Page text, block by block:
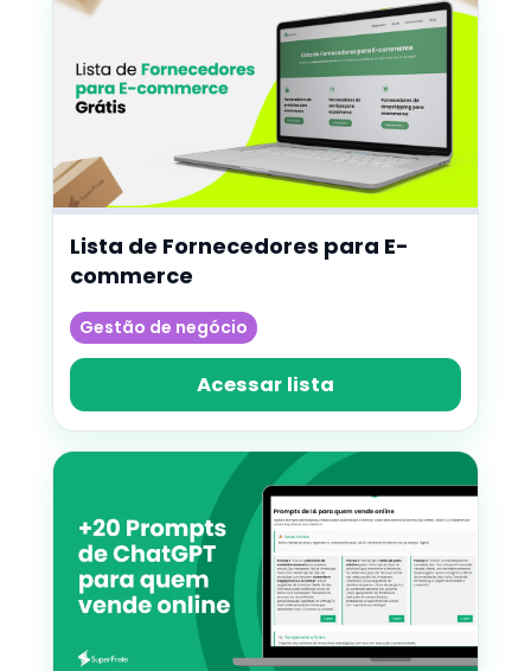
Lista de Fornecedores para E-
commerce
Gestão de negócio
Acessar lista